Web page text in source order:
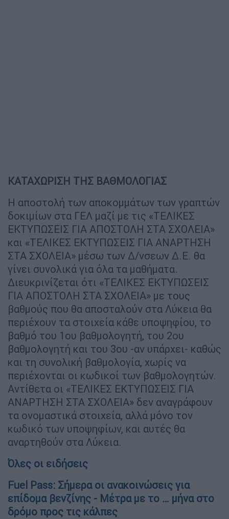
ΚΑΤΑΧΩΡΙΣΗ ΤΗΣ ΒΑΘΜΟΛΟΓΙΑΣ
Η αποστολή των αποκομμάτων των γραπτών
δοκιμίων στα ΓΕΛ μαζί με τις «ΤΕΛΙΚΕΣ
ΕΚΤΥΠΩΣΕΙΣ ΓΙΑ ΑΠΟΣΤΟΛΗ ΣΤΑ ΣΧΟΛΕΙΑ»
και «ΤΕΛΙΚΕΣ ΕΚΤΥΠΩΣΕΙΣ ΓΙΑ ΑΝΑΡΤΗΣΗ
ΣΤΑ ΣΧΟΛΕΙΑ» μέσω των Δ/νσεων Δ.Ε. θα
γίνει συνολικά για όλα τα μαθήματα.
Διευκρινίζεται ότι «ΤΕΛΙΚΕΣ ΕΚΤΥΠΩΣΕΙΣ
ΓΙΑ ΑΠΟΣΤΟΛΗ ΣΤΑ ΣΧΟΛΕΙΑ» με τους
βαθμούς που θα αποσταλούν στα Λύκεια θα
περιέχουν τα στοιχεία κάθε υποψηφίου, το
βαθμό του 1ου βαθμολογητή, του 2ου
βαθμολογητή και του 3ου -αν υπάρχει- καθώς
και τη συνολική βαθμολογία, χωρίς να
περιέχονται οι κωδικοί των βαθμολογητών.
Αντίθετα οι «ΤΕΛΙΚΕΣ ΕΚΤΥΠΩΣΕΙΣ ΓΙΑ
ΑΝΑΡΤΗΣΗ ΣΤΑ ΣΧΟΛΕΙΑ» δεν αναγράφουν
τα ονομαστικά στοιχεία, αλλά μόνο τον
κωδικό των υποψηφίων, και αυτές θα
αναρτηθούν στα Λύκεια.
Όλες οι ειδήσεις
Fuel Pass: Σήμερα οι ανακοινώσεις για
επίδομα βενζίνης - Μέτρα με το … μήνα στο
δρόμο προς τις κάλπες